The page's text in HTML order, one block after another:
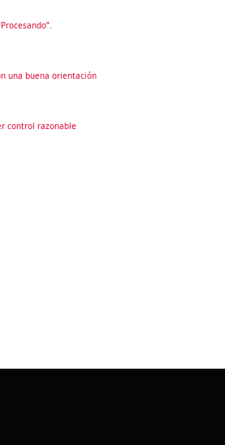
una buena orientación
control razonable